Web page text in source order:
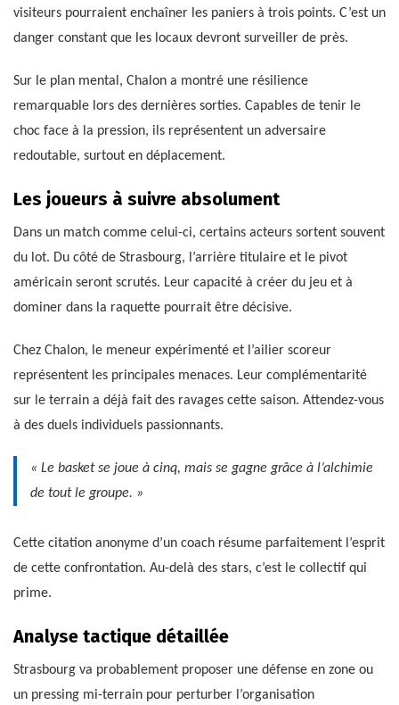
visiteurs pourraient enchaîner les paniers à trois points. C’est un
danger constant que les locaux devront surveiller de près.
Sur le plan mental, Chalon a montré une résilience
remarquable lors des dernières sorties. Capables de tenir le
choc face à la pression, ils représentent un adversaire
redoutable, surtout en déplacement.
Les joueurs à suivre absolument
Dans un match comme celui-ci, certains acteurs sortent souvent
du lot. Du côté de Strasbourg, l’arrière titulaire et le pivot
américain seront scrutés. Leur capacité à créer du jeu et à
dominer dans la raquette pourrait être décisive.
Chez Chalon, le meneur expérimenté et l’ailier scoreur
représentent les principales menaces. Leur complémentarité
sur le terrain a déjà fait des ravages cette saison. Attendez-vous
à des duels individuels passionnants.
« Le basket se joue à cinq, mais se gagne grâce à l’alchimie
de tout le groupe. »
Cette citation anonyme d’un coach résume parfaitement l’esprit
de cette confrontation. Au-delà des stars, c’est le collectif qui
prime.
Analyse tactique détaillée
Strasbourg va probablement proposer une défense en zone ou
un pressing mi-terrain pour perturber l’organisation